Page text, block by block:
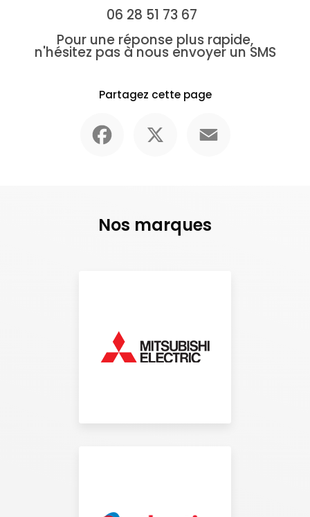
06 28 51 73 67
Pour une réponse plus rapide,
n'hésitez pas à nous envoyer un SMS
Partagez cette page
Nos marques